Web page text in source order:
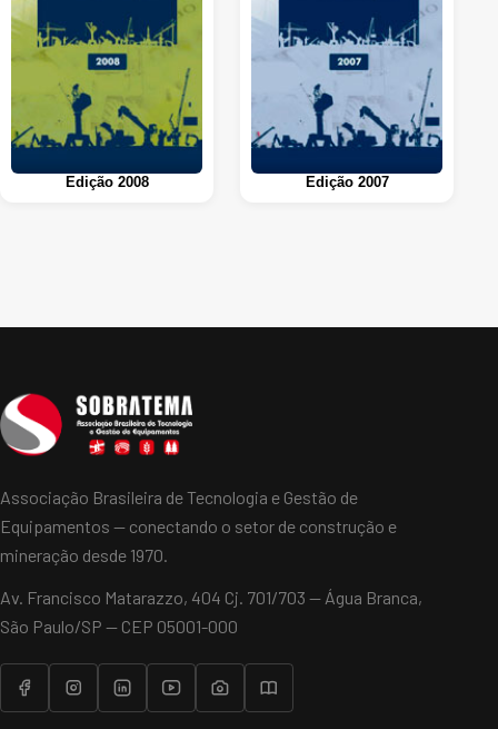
Edição 2008 Edição 2007
Associação Brasileira de Tecnologia e Gestão de
Equipamentos — conectando o setor de construção e
mineração desde 1970.
Av. Francisco Matarazzo, 404 Cj. 701/703 — Água Branca,
São Paulo/SP — CEP 05001-000